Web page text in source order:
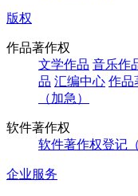
版权
作品著作权
文学作品 音乐作
品 汇编中心 作品
（加急）
软件著作权
软件著作权登记
企业服务